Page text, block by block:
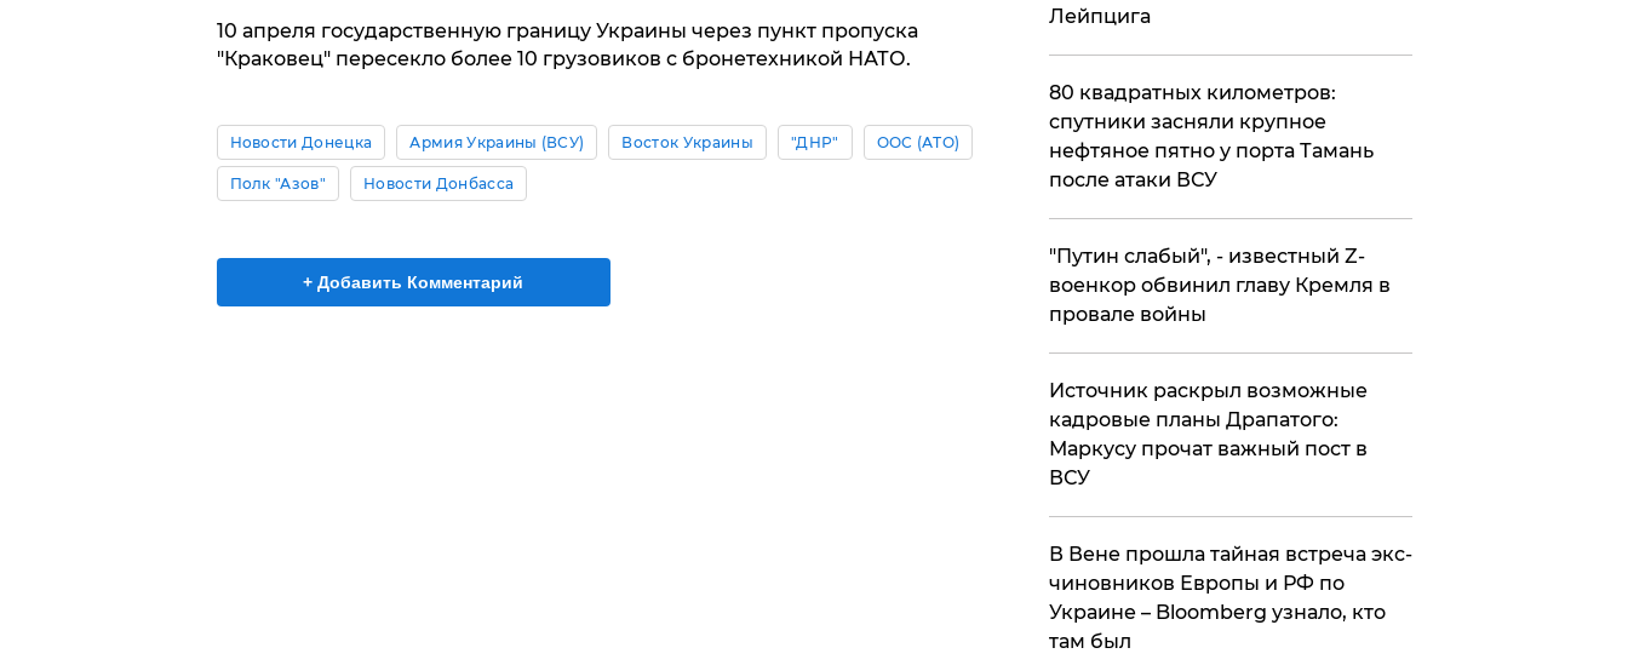
10 апреля государственную границу Украины через пункт пропуска
"Краковец" пересекло более 10 грузовиков с бронетехникой НАТО.
Новости Донецка Армия Украины (ВСУ) Восток Украины "ДНР" ООС (АТО)
Полк "Азов" Новости Донбасса
+ Добавить Комментарий
Лейпцига
80 квадратных километров:
спутники засняли крупное
нефтяное пятно у порта Тамань
после атаки ВСУ
​"Путин слабый", - известный Z-
военкор обвинил главу Кремля в
провале войны
​Источник раскрыл возможные
кадровые планы Драпатого:
Маркусу прочат важный пост в
ВСУ
В Вене прошла тайная встреча экс-
чиновников Европы и РФ по
Украине – Bloomberg узнало, кто
там был